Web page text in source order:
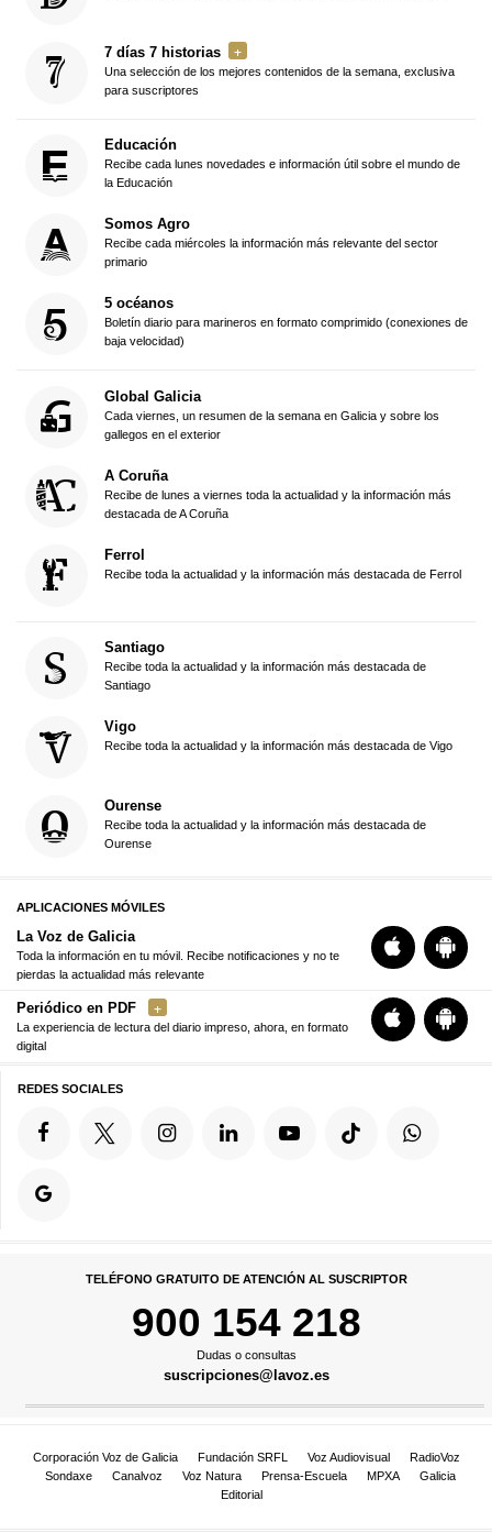
7 días 7 historias
Una selección de los mejores contenidos de la semana, exclusiva
para suscriptores
Educación
Recibe cada lunes novedades e información útil sobre el mundo de
la Educación
Somos Agro
Recibe cada miércoles la información más relevante del sector
primario
5 océanos
Boletín diario para marineros en formato comprimido (conexiones de
baja velocidad)
Global Galicia
Cada viernes, un resumen de la semana en Galicia y sobre los
gallegos en el exterior
A Coruña
Recibe de lunes a viernes toda la actualidad y la información más
destacada de A Coruña
Ferrol
Recibe toda la actualidad y la información más destacada de Ferrol
Santiago
Recibe toda la actualidad y la información más destacada de
Santiago
Vigo
Recibe toda la actualidad y la información más destacada de Vigo
Ourense
Recibe toda la actualidad y la información más destacada de
Ourense
APLICACIONES MÓVILES
La Voz de Galicia
Toda la información en tu móvil. Recibe notificaciones y no te
pierdas la actualidad más relevante
Periódico en PDF
La experiencia de lectura del diario impreso, ahora, en formato
digital
REDES SOCIALES
TELÉFONO GRATUITO DE ATENCIÓN AL SUSCRIPTOR
900 154 218
Dudas o consultas
suscripciones@lavoz.es
Corporación Voz de Galicia Fundación SRFL Voz Audiovisual
RadioVoz
Sondaxe
Canalvoz Voz Natura Prensa-Escuela MPXA
Galicia
Editorial